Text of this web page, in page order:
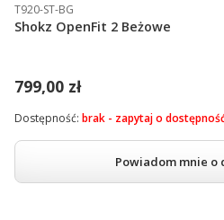
T920-ST-BG
Shokz OpenFit 2 Beżowe
799,00 zł
Powiadom mnie o
Dostępność: brak - zapytaj o